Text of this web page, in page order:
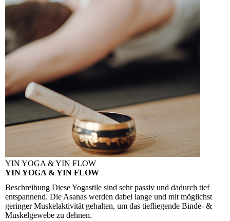
YIN YOGA & YIN FLOW
YIN YOGA & YIN FLOW
Beschreibung Diese Yogastile sind sehr passiv und dadurch tief
entspannend. Die Asanas werden dabei lange und mit möglichst
geringer Muskelaktivität gehalten, um das tiefliegende Binde- &
Muskelgewebe zu dehnen.